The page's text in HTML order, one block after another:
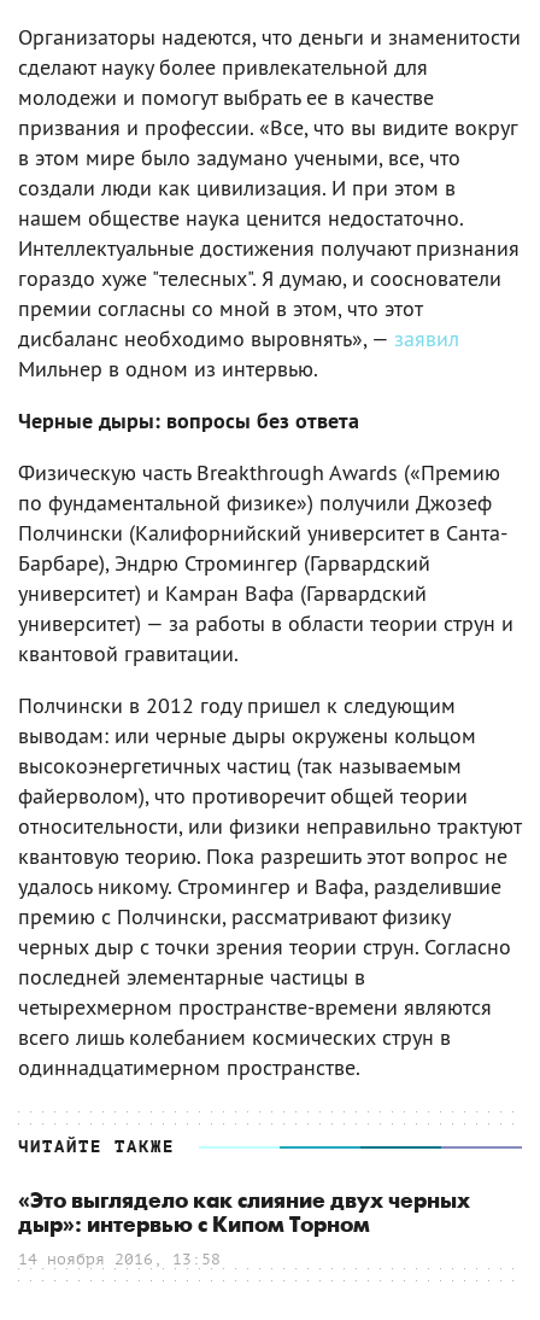
Организаторы надеются, что деньги и знаменитости
сделают науку более привлекательной для
молодежи и помогут выбрать ее в качестве
призвания и профессии. «Все, что вы видите вокруг
в этом мире было задумано учеными, все, что
создали люди как цивилизация. И при этом в
нашем обществе наука ценится недостаточно.
Интеллектуальные достижения получают признания
гораздо хуже "телесных". Я думаю, и сооснователи
премии согласны со мной в этом, что этот
дисбаланс необходимо выровнять», — заявил
Мильнер в одном из интервью.
Черные дыры: вопросы без ответа
Физическую часть Breakthrough Awards («Премию
по фундаментальной физике») получили Джозеф
Полчински (Калифорнийский университет в Санта-
Барбаре), Эндрю Стромингер (Гарвардский
университет) и Камран Вафа (Гарвардский
университет) — за работы в области теории струн и
квантовой гравитации.
Полчински в 2012 году пришел к следующим
выводам: или черные дыры окружены кольцом
высокоэнергетичных частиц (так называемым
файерволом), что противоречит общей теории
относительности, или физики неправильно трактуют
квантовую теорию. Пока разрешить этот вопрос не
удалось никому. Стромингер и Вафа, разделившие
премию с Полчински, рассматривают физику
черных дыр с точки зрения теории струн. Согласно
последней элементарные частицы в
четырехмерном пространстве-времени являются
всего лишь колебанием космических струн в
одиннадцатимерном пространстве.
ЧИТАЙТЕ ТАКЖЕ
«Это выглядело как слияние двух черных
дыр»: интервью с Кипом Торном
14 ноября 2016, 13:58